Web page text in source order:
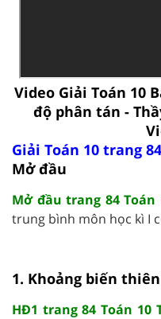
Video Giải Toán 10
độ phân tán -
Giải Toán 10 trang 84
Mở đầu
Mở đầu trang 84 Toán
trung bình môn học kì I
1. Khoảng biến
HĐ1 trang 84 Toán 10